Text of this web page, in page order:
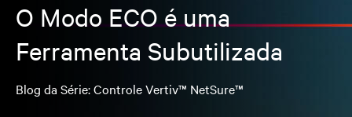
O Modo ECO é uma
Ferramenta Subutilizada
Blog da Série: Controle Vertiv™ NetSure™